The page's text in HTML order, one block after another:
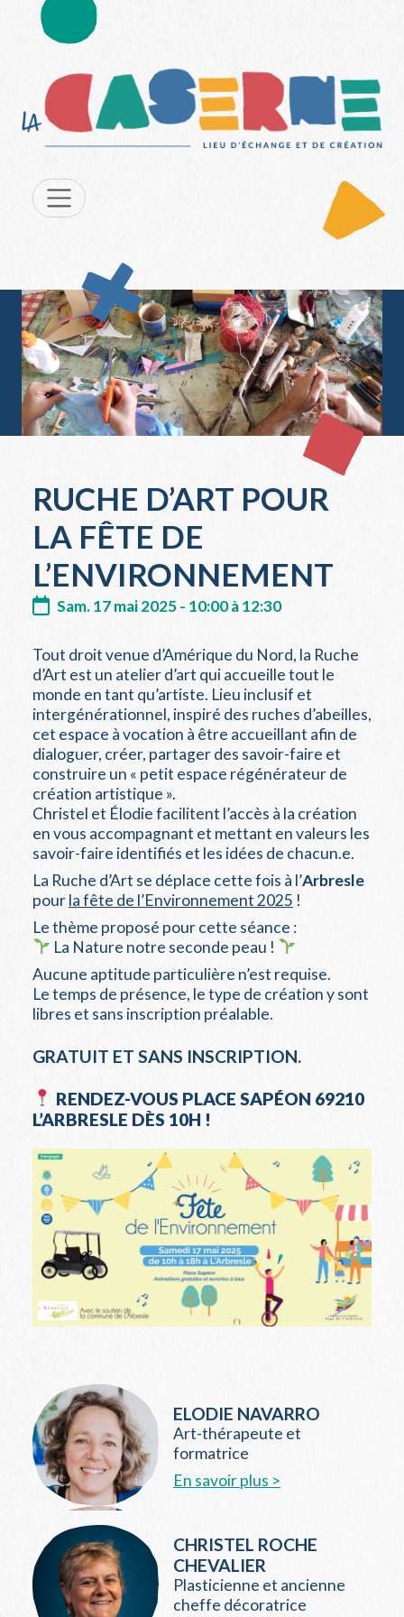
RUCHE D’ART POUR
LA FÊTE DE
L’ENVIRONNEMENT
Sam. 17 mai 2025 - 10:00 à 12:30
Tout droit venue d’Amérique du Nord, la Ruche
d’Art est un atelier d’art qui accueille tout le
monde en tant qu’artiste. Lieu inclusif et
intergénérationnel, inspiré des ruches d’abeilles,
cet espace à vocation à être accueillant afin de
dialoguer, créer, partager des savoir-faire et
construire un « petit espace régénérateur de
création artistique ».
Christel et Élodie facilitent l’accès à la création
en vous accompagnant et mettant en valeurs les
savoir-faire identifiés et les idées de chacun.e.
La Ruche d’Art se déplace cette fois à l’Arbresle
pourla fête de l’Environnement 2025 !
Le thème proposé pour cette séance :
La Nature notre seconde peau !
Aucune aptitude particulière n’est requise.
Le temps de présence, le type de création y sont
libres et sans inscription préalable.
GRATUIT ET SANS INSCRIPTION.
RENDEZ-VOUS PLACE SAPÉON 69210
L’ARBRESLE DÈS 10H !
ELODIE NAVARRO
Art-thérapeute et
formatrice
En savoir plus >
CHRISTEL ROCHE
CHEVALIER
Plasticienne et ancienne
cheffe décoratrice